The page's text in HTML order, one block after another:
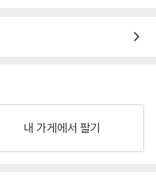
내 가게에서 팔기